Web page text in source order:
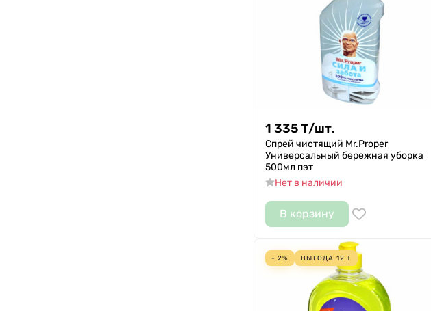
1 335Т/шт.
Спрей чистящий Mr.Proper
Универсальный бережная уборка
500мл пэт
Нет в наличии
В корзину
- 2% ВЫГОДА 12 Т